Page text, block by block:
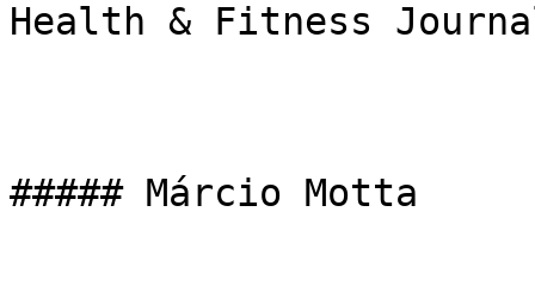
Health & Fitness
##### Márcio Motta